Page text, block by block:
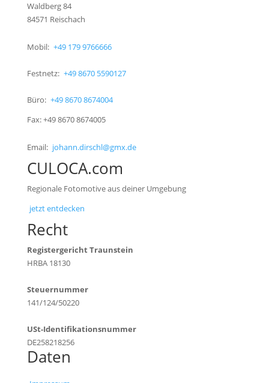
Waldberg 84
84571 Reischach
Mobil: +49 179 9766666
Festnetz: +49 8670 5590127
Büro: +49 8670 8674004
Fax: +49 8670 8674005
Email: johann.dirschl@gmx.de
CULOCA.com
Regionale Fotomotive aus deiner Umgebung
jetzt entdecken
Recht
Registergericht Traunstein
HRBA 18130
Steuernummer
141/124/50220
USt-Identifikationsnummer
DE258218256
Daten